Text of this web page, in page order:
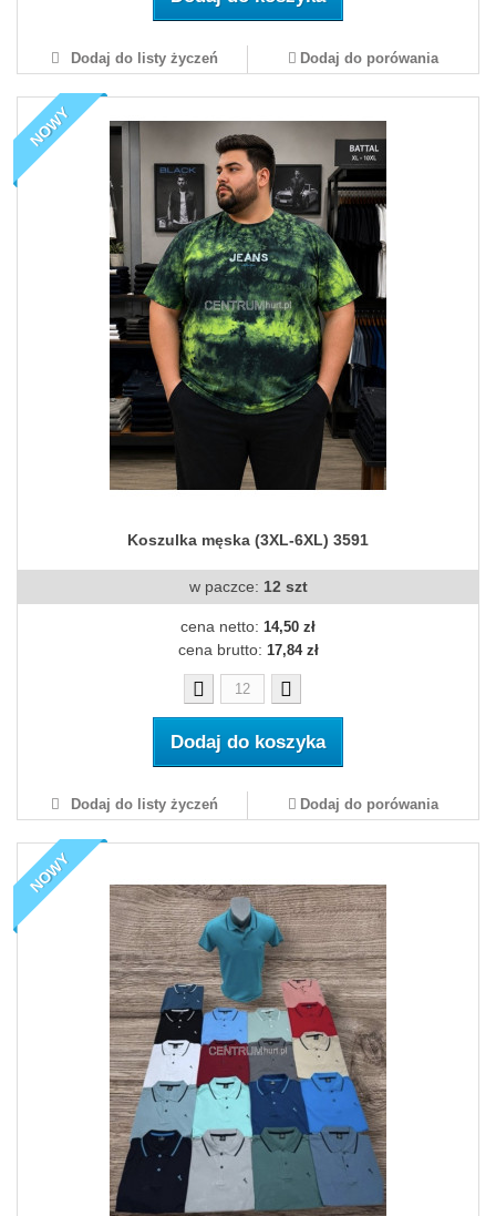
Dodaj do listy życzeń Dodaj do porówania
NOWY
Koszulka męska (3XL-6XL) 3591
w paczce: 12 szt
cena netto: 14,50 zł
cena brutto: 17,84 zł
Dodaj do koszyka
Dodaj do listy życzeń Dodaj do porówania
NOWY